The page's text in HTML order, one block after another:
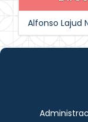
Alfonso Lajud